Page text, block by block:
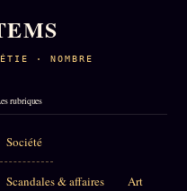
· NOMBRE
rubriques
Société
Scandales & affaires Art